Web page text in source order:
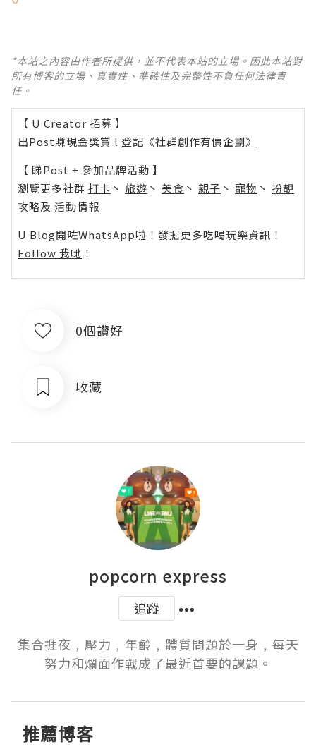
*本站之內容由作者所提供，並不代表本站的立場。因此本站對
所有博客的立場、真實性、準確性及完整性不負任何法律責
任。
【 U Creator 招募 】
出Post賺現金獎賞 l 登記《社群創作有價企劃》
【 睇Post + 參加品牌活動 】
瀏覽更多社群 打卡 丶 旅遊 丶 美食 丶 親子 丶 寵物 丶 扮靚
攻略及 活動情報
U Blog開咗WhatsApp啦！發掘更多吃喝玩樂資訊！
Follow 我哋 ！
0個讚好
收藏
popcorn express
追蹤
集合捱夜﹐壓力﹐年齡﹐體質問題於一身﹐每天
努力和爛面作戰成了最近首要的課題。
推薦博客